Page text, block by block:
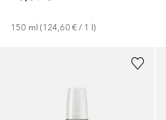
150 ml (124,60 € / 1 l)